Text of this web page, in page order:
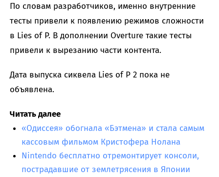
По словам разработчиков, именно внутренние
тесты привели к появлению режимов сложности
в Lies of P. В дополнении Overture такие тесты
привели к вырезанию части контента.
Дата выпуска сиквела Lies of P 2 пока не
объявлена.
Читать далее
«Одиссея» обогнала «Бэтмена» и стала самым
кассовым фильмом Кристофера Нолана
Nintendo бесплатно отремонтирует консоли,
пострадавшие от землетрясения в Японии